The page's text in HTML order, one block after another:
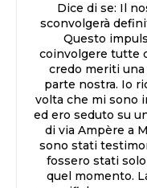
Dice di se: Il
sconvolgerà
Questo
coinvolgere tutte
credo meriti una
parte nostra. Io
volta che mi sono
ed ero seduto su
di via Ampère a
sono stati
fossero stati
quel momento.